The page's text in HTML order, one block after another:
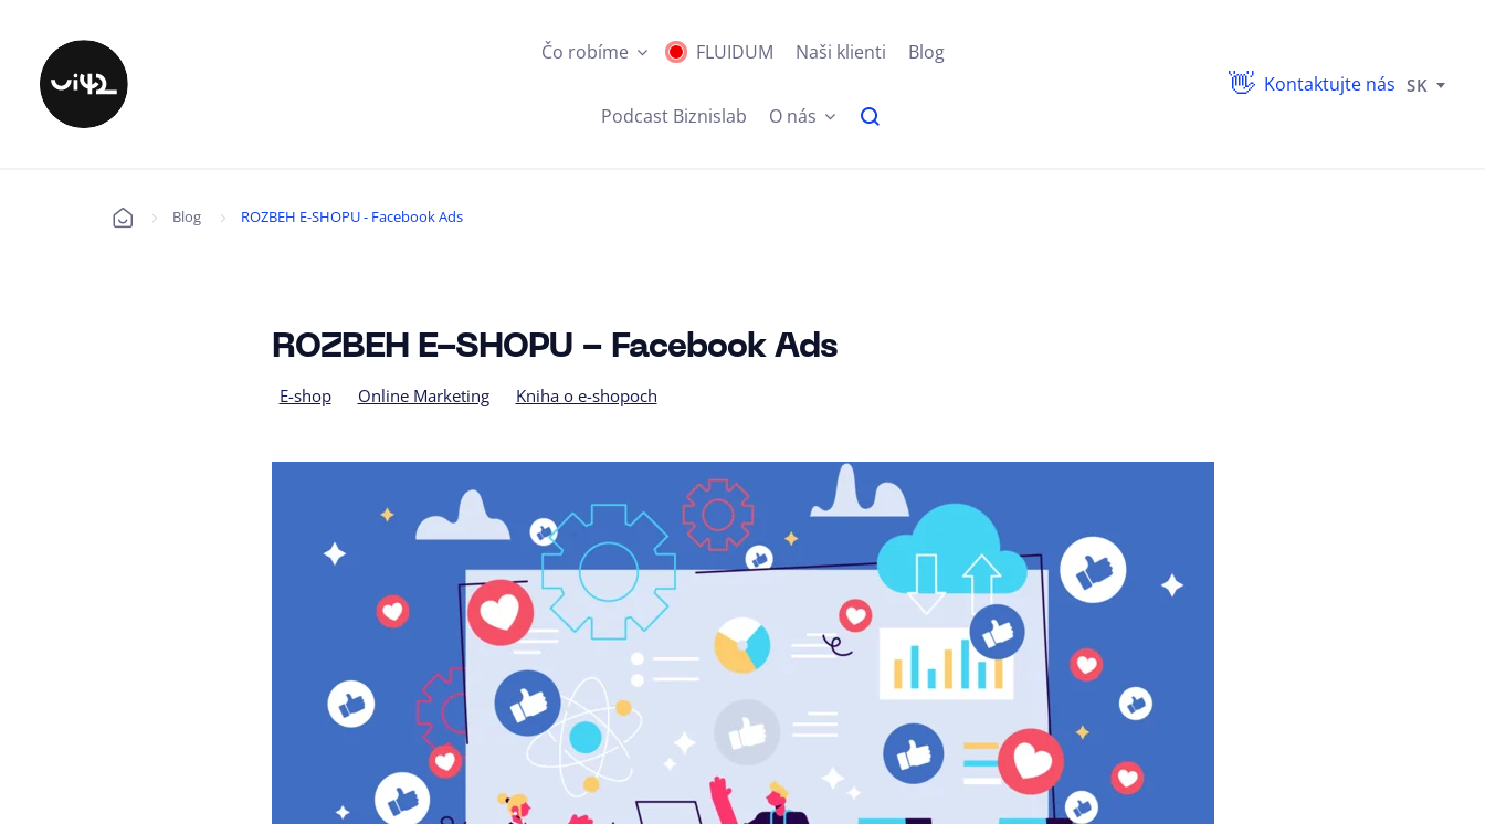
Čo robíme FLUIDUM Naši klienti Blog
Podcast Biznislab O nás
Kontaktujte nás SK
Úvod Blog ROZBEH E-SHOPU - Facebook Ads
ROZBEH E-SHOPU - Facebook Ads
E-shop Online Marketing Kniha o e-shopoch